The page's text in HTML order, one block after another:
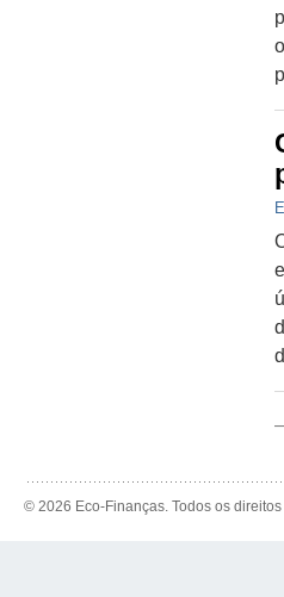
© 2026 Eco-Finanças. Todos os direitos